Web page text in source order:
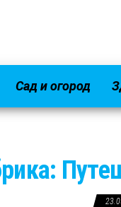
Сад и огород